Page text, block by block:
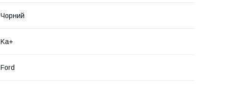
Чорний
Ka+
Ford